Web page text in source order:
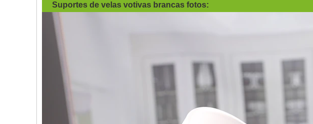
Suportes de velas votivas brancas fotos: